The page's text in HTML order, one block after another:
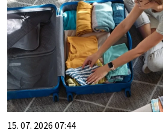
15. 07. 2026 07:44